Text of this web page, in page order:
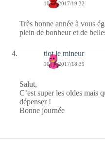
10/01/2017/19:32
Très bonne année à vous
plein de bonheur et de
tiot le mineur
10/01/2017/18:39
Salut,
C’est super les oldes mais
dépenser !
Bonne journée